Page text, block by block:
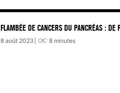
FLAMBÉE DE CANCERS DU PANCRÉAS :
8 août 2023 8 minutes